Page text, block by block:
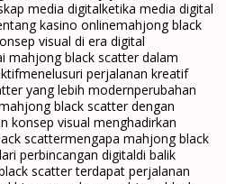
media digitalketika media digital
kasino onlinemahjong black
visual di era digital
mahjong black scatter dalam
menelusuri perjalanan kreatif
yang lebih modernperubahan
black scatter dengan
konsep visual menghadirkan
scattermengapa mahjong black
perbincangan digitaldi balik
scatter terdapat perjalanan